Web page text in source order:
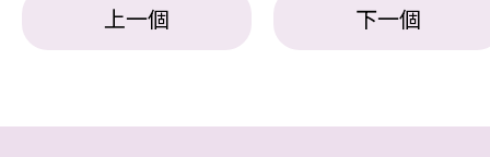
上一個 下一個